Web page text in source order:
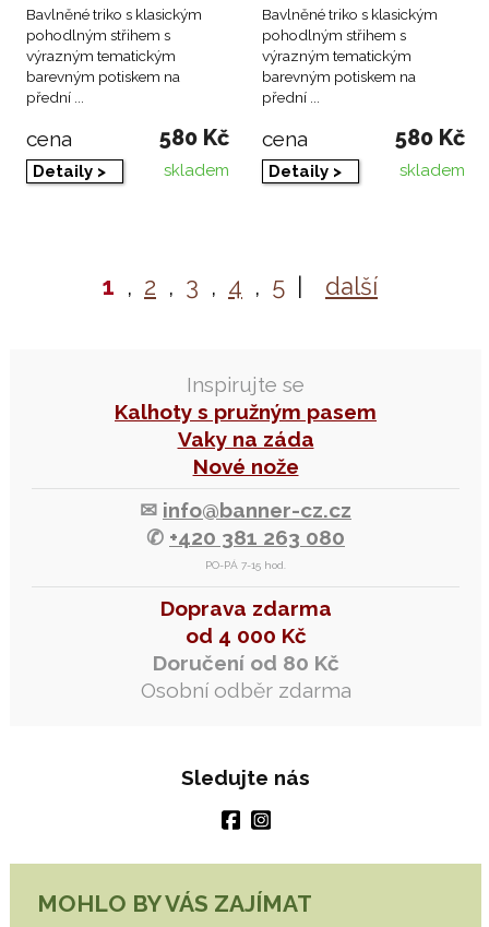
Inspirujte se
Kalhoty s pružným pasem
Vaky na záda
Nové nože
✉ info@banner-cz.cz
✆ +420 381 263 080
PO-PÁ 7-15 hod.
Doprava zdarma
od 4 000 Kč
Doručení od 80 Kč
Osobní odběr zdarma
Sledujte nás
Bavlněné triko s klasickým
pohodlným střihem s
výrazným tematickým
barevným potiskem na
přední ...
cena 580 Kč
Detaily > skladem
Bavlněné triko s klasickým
pohodlným střihem s
výrazným tematickým
barevným potiskem na
přední ...
cena 580 Kč
Detaily > skladem
1 , 2 , 3 , 4 , 5 další
MOHLO BY VÁS ZAJÍMAT